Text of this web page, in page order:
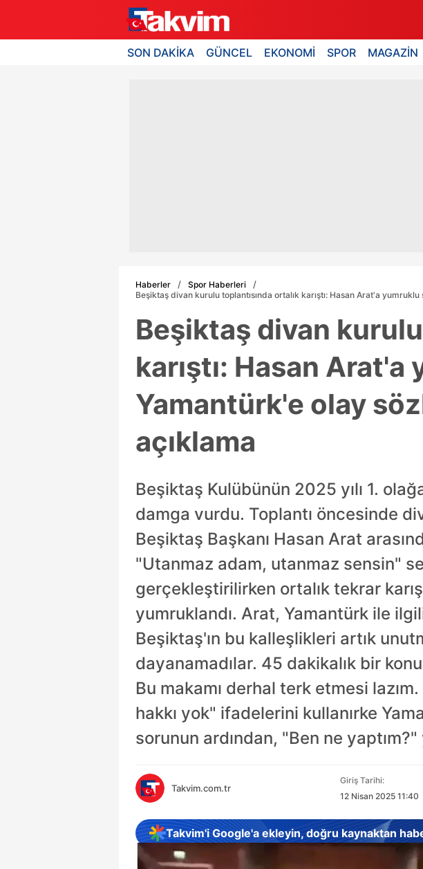
SON DAKİKA GÜNCEL EKONOMİ SPOR MAGAZİN
Haberler
Spor Haberleri
Beşiktaş divan kurulu toplantısında ortalık karıştı: Hasan Arat'a
Beşiktaş divan
karıştı: Hasan Arat'a
Yamantürk'e olay
açıklama
Beşiktaş Kulübünün 2025 yılı 1.
damga vurdu. Toplantı öncesinde
Beşiktaş Başkanı Hasan Arat
"Utanmaz adam, utanmaz sensin"
gerçekleştirilirken ortalık tekrar
yumruklandı. Arat, Yamantürk ile
Beşiktaş'ın bu kalleşlikleri artık
dayanamadılar. 45 dakikalık bir
Bu makamı derhal terk etmesi
hakkı yok" ifadelerini kullanırke
sorunun ardından, "Ben ne yaptım?"
Takvim.com.tr
Giriş Tarihi:
12 Nisan 2025 11:40
Takvim'i Google'a ekleyin, doğru kaynaktan